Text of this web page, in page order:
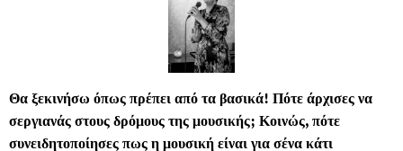
Θα ξεκινήσω όπως πρέπει από τα βασικά! Πότε άρχισες να
σεργιανάς στους δρόμους της μουσικής; Κοινώς, πότε
συνειδητοποίησες πως η μουσική είναι για σένα κάτι